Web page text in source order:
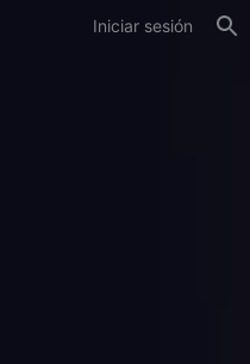
Iniciar sesión